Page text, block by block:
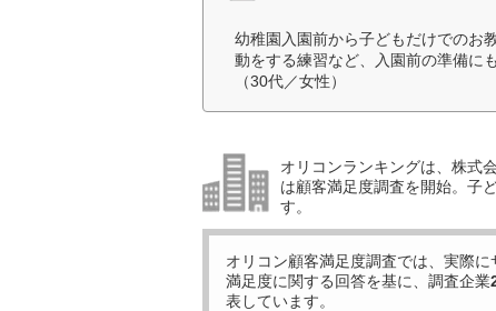
幼稚園入園前から子どもだけでのお
動をする練習など、入園前の準備に
（30代／女性）
オリコンランキングは、株式
は顧客満足度調査を開始。子
す。
オリコン顧客満足度調査では、実際に
満足度に関する回答を基に、調査企業
表しています。